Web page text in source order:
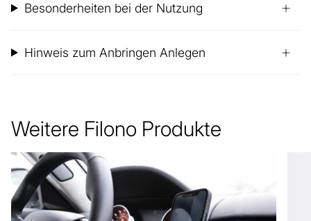
Besonderheiten bei der Nutzung
Hinweis zum Anbringen Anlegen
Weitere Filono Produkte